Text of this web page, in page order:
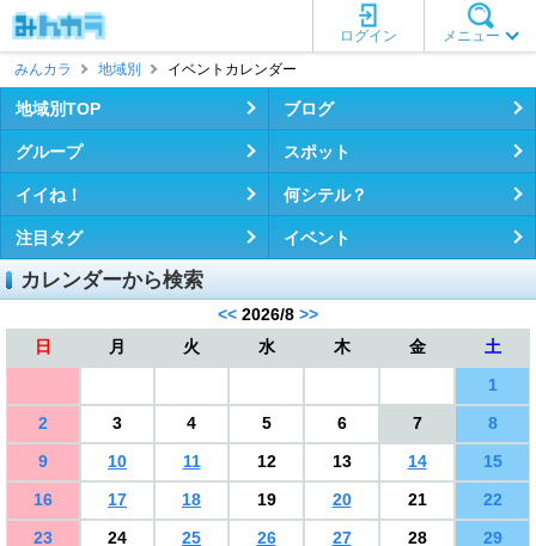
メニュー
ログイン
みんカラ
地域別 イベントカレンダー
地域別TOP ブログ
グループ スポット
イイね！ 何シテル？
注目タグ イベント
カレンダーから検索
<< 2026/8 >>
日
月 火 水 木 金
土
1
2
3 4 5 6 7
8
9
10 11 12 13 14
15
16
17 18 19 20 21
22
23
24 25 26 27 28
29